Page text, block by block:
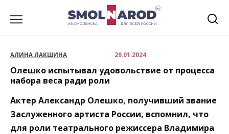
АЛИНА ЛАКШИНА 29.01.2024
Олешко испытывал удовольствие от процесса
набора веса ради роли
Актер Александр Олешко, получивший звание
Заслуженного артиста России, вспомнил, что
для роли театрального режиссера Владимира